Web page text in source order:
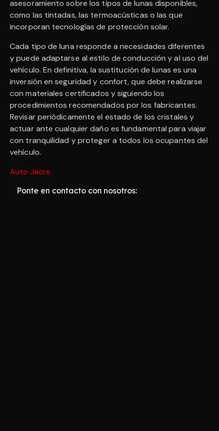
asesoramiento sobre los tipos de lunas disponibles,
como las tintadas, las termoacústicas o las que
incorporan tecnologías de protección solar.
Cada tipo de luna responde a necesidades diferentes
y puede adaptarse al estilo de conducción y al uso del
vehículo. En definitiva, la sustitución de lunas es una
inversión en seguridad y confort, que debe realizarse
con materiales certificados y siguiendo los
procedimientos recomendados por los fabricantes.
Revisar periódicamente el estado de los cristales y
actuar ante cualquier daño es fundamental para viajar
con tranquilidad y proteger a todos los ocupantes del
vehículo.
Auto Jacre.
Ponte en contacto con nosotros: